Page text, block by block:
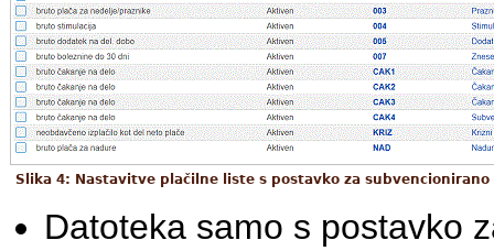
Slika 4: Nastavitve plačilne liste s postavko za subvencionirano
Datoteka samo s postavko